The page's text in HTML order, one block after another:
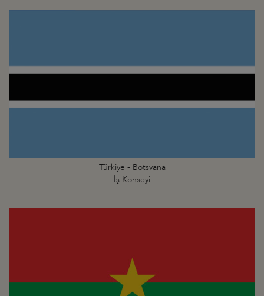
Türkiye - Botsvana
İş Konseyi